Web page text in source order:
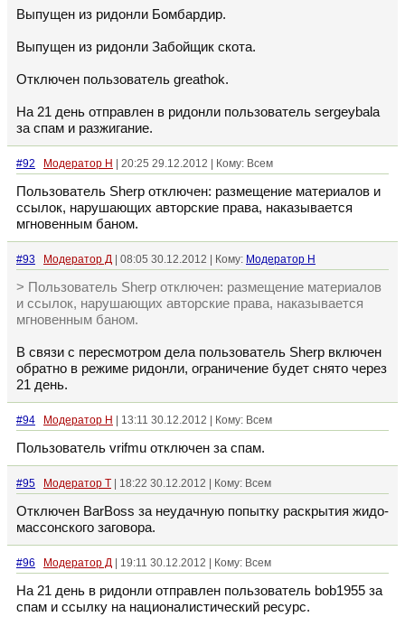
Выпущен из ридонли Бомбардир.
Выпущен из ридонли Забойщик скота.
Отключен пользователь greathok.
На 21 день отправлен в ридонли пользователь sergeybala
за спам и разжигание.
#92 Модератор Н | 20:25 29.12.2012 | Кому: Всем
Пользователь Sherp отключен: размещение материалов и
ссылок, нарушающих авторские права, наказывается
мгновенным баном.
#93 Модератор Д | 08:05 30.12.2012 | Кому: Модератор Н
> Пользователь Sherp отключен: размещение материалов
и ссылок, нарушающих авторские права, наказывается
мгновенным баном.
В связи с пересмотром дела пользователь Sherp включен
обратно в режиме ридонли, ограничение будет снято через
21 день.
#94 Модератор Н | 13:11 30.12.2012 | Кому: Всем
Пользователь vrifmu отключен за спам.
#95 Модератор Т | 18:22 30.12.2012 | Кому: Всем
Отключен BarBoss за неудачную попытку раскрытия жидо-
массонского заговора.
#96 Модератор Д | 19:11 30.12.2012 | Кому: Всем
На 21 день в ридонли отправлен пользователь bob1955 за
спам и ссылку на националистический ресурс.